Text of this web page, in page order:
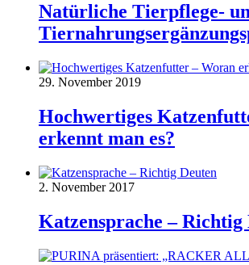
Natürliche Tierpflege-
29. November 2019
Hochwertiges
erkennt man es?
2. November 2017
Katzensprache – Richtig